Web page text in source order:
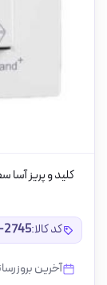
کلید و پریز
کد کالا:2745
آخرین